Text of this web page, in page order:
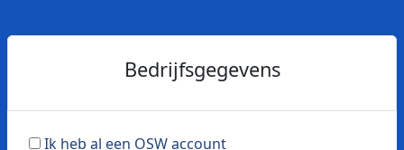
Bedrijfsgegevens
Ik heb al een OSW account